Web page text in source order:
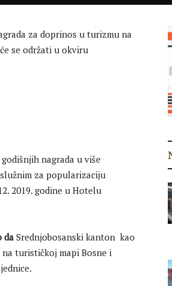
za doprinos u turizmu na
se održati u okviru
nagrada u više
za popularizaciju
2019. godine u Hotelu
daSrednjobosanski kanton kao
turističkoj mapi Bosne i